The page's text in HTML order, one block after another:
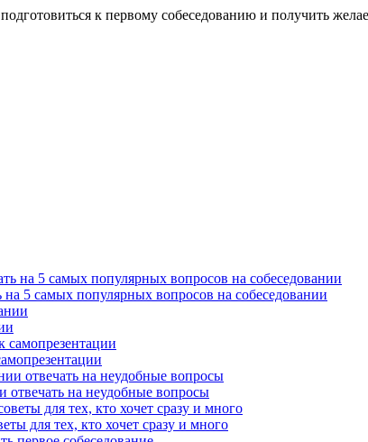
к первому собеседованию и получить
5 самых популярных вопросов на собеседовании
отвечать на неудобные вопросы
для тех, кто хочет сразу и много